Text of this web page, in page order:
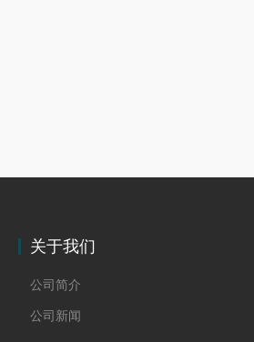
关于我们
公司简介
公司新闻